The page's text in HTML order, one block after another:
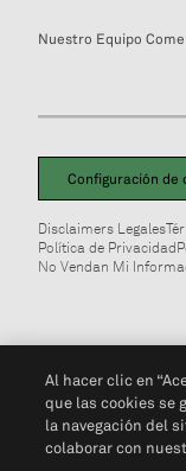
Nuestro Equipo
Configuración de
Disclaimers Legales
Política de Privacidad
No Vendan Mi
Al hacer clic en
que las cookies se
la navegación del
colaborar con